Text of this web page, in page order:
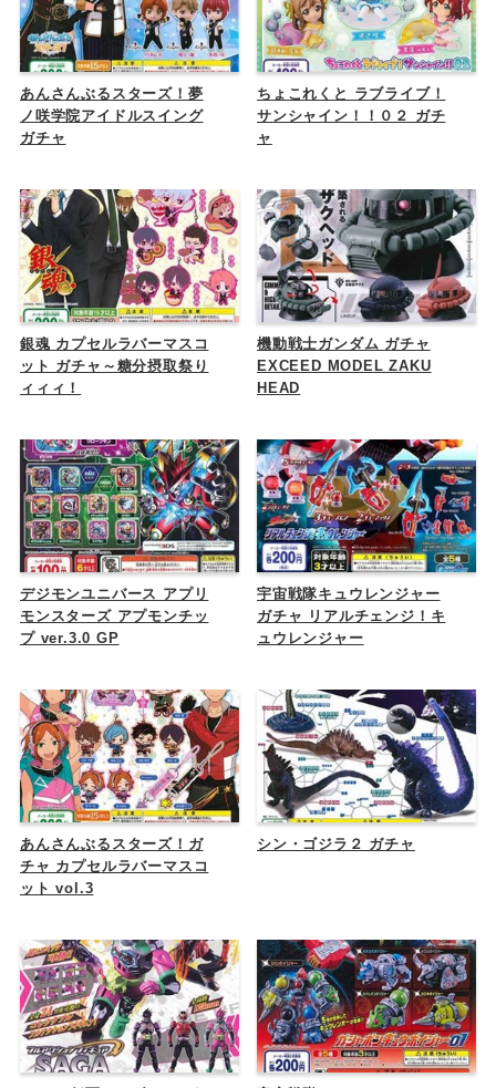
あんさんぶるスターズ！夢
ノ咲学院アイドルスイング
ガチャ
ちょこれくと ラブライブ！
サンシャイン！！０２ ガチ
ャ
銀魂 カプセルラバーマスコ
ット ガチャ～糖分摂取祭り
ィィィ！
機動戦士ガンダム ガチャ
EXCEED MODEL ZAKU
HEAD
デジモンユニバース アプリ
モンスターズ アプモンチッ
プ ver.3.0 GP
宇宙戦隊キュウレンジャー
ガチャ リアルチェンジ！キ
ュウレンジャー
あんさんぶるスターズ！ガ
チャ カプセルラバーマスコ
ット vol.3
シン・ゴジラ２ ガチャ